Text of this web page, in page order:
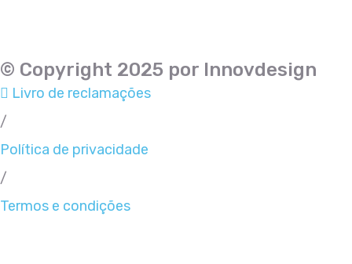
© Copyright 2025 por Innovdesign
Livro de reclamações
/
Política de privacidade
/
Termos e condições